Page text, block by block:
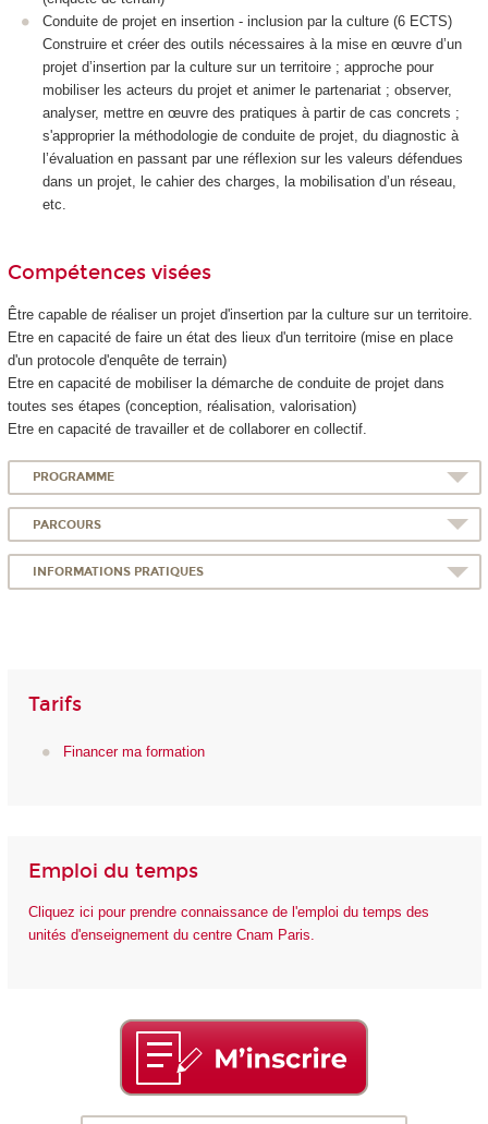
Conduite de projet en insertion - inclusion par la culture (6 ECTS)
Construire et créer des outils nécessaires à la mise en œuvre d’un
projet d’insertion par la culture sur un territoire ; approche pour
mobiliser les acteurs du projet et animer le partenariat ; observer,
analyser, mettre en œuvre des pratiques à partir de cas concrets ;
s'approprier la méthodologie de conduite de projet, du diagnostic à
l’évaluation en passant par une réflexion sur les valeurs défendues
dans un projet, le cahier des charges, la mobilisation d’un réseau,
etc.
Compétences visées
Être capable de réaliser un projet d'insertion par la culture sur un territoire.
Etre en capacité de faire un état des lieux d'un territoire (mise en place
d'un protocole d'enquête de terrain)
Etre en capacité de mobiliser la démarche de conduite de projet dans
toutes ses étapes (conception, réalisation, valorisation)
Etre en capacité de travailler et de collaborer en collectif.
PROGRAMME
PARCOURS
INFORMATIONS PRATIQUES
Tarifs
Financer ma formation
Emploi du temps
Cliquez ici pour prendre connaissance de l'emploi du temps des
unités d'enseignement du centre Cnam Paris.